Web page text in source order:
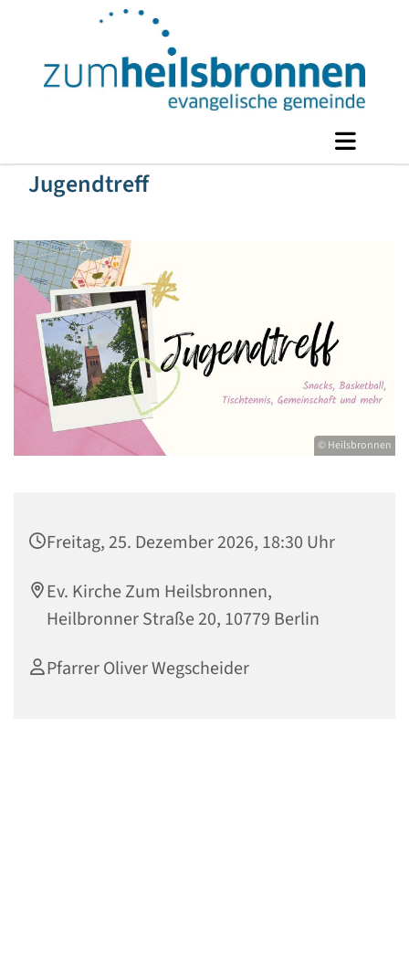
Jugendtreff
© Heilsbronnen
Freitag, 25. Dezember 2026, 18:30 Uhr
Ev. Kirche Zum Heilsbronnen,
Heilbronner Straße 20, 10779 Berlin
Pfarrer Oliver Wegscheider